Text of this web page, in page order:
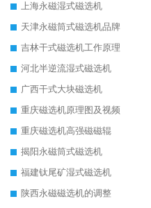
上海永磁湿式磁选机
天津永磁筒式磁选机品牌
吉林干式磁选机工作原理
河北半逆流湿式磁选机
广西干式大块磁选机
重庆磁选机原理图及视频
重庆磁选机高强磁磁辊
揭阳永磁筒式磁选机
福建钛尾矿湿式磁选机
陕西永磁磁选机的调整